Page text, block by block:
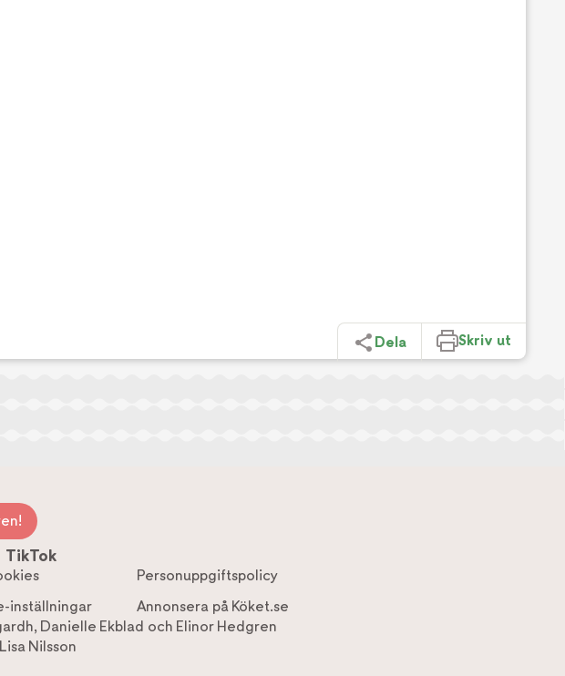
Dela Skriv ut
TikTok
Personuppgiftspolicy
inställningar
Annonsera på Köket.se
, Danielle Ekblad och Elinor Hedgren
Lisa Nilsson